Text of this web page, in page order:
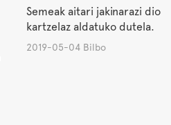
Semeak aitari jakinarazi dio
kartzelaz aldatuko dutela.
2019-05-04 Bilbo